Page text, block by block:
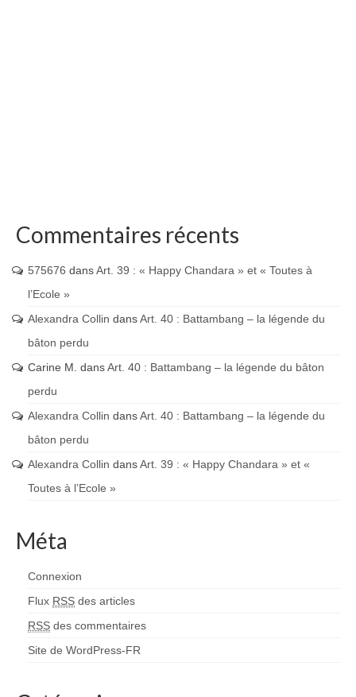
Commentaires récents
575676 dansArt. 39 : « Happy Chandara » et « Toutes à
l’Ecole »
Alexandra Collin dansArt. 40 : Battambang – la légende du
bâton perdu
Carine M. dansArt. 40 : Battambang – la légende du bâton
perdu
Alexandra Collin dansArt. 40 : Battambang – la légende du
bâton perdu
Alexandra Collin dansArt. 39 : « Happy Chandara » et «
Toutes à l’Ecole »
Méta
Connexion
Flux RSS des articles
RSS des commentaires
Site de WordPress-FR